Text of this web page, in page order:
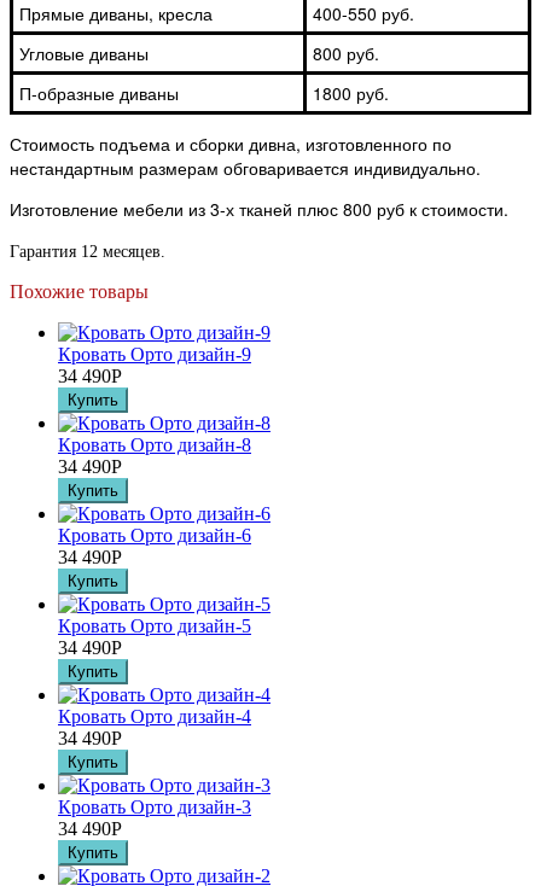
Прямые диваны, кресла
400-550 руб.
Угловые диваны
800 руб.
П-образные диваны
1800 руб.
Стоимость подъема и сборки дивна, изготовленного по
нестандартным размерам обговаривается индивидуально.
Изготовление мебели из 3-х тканей плюс 800 руб к стоимости.
Гарантия 12 месяцев.
Похожие товары
Кровать Орто дизайн-9
34 490Р
Кровать Орто дизайн-8
34 490Р
Кровать Орто дизайн-6
34 490Р
Кровать Орто дизайн-5
34 490Р
Кровать Орто дизайн-4
34 490Р
Кровать Орто дизайн-3
34 490Р